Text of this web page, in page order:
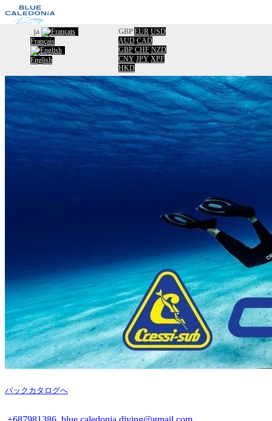
ja
Français
English
GBPEUR USD
AUD CAD
GBP CHF NZD
CNY JPY XPF
HKD
歓迎
カタログ
Information
約
Usefull information
Travel New Caldonia
Facebook
コンタクト
バックカタログへ